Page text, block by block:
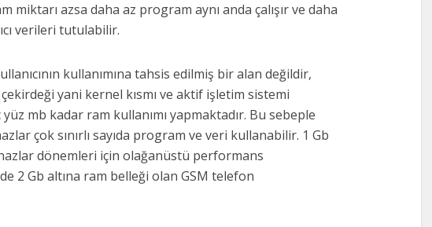
miktarı azsa daha az program aynı anda çalışır ve daha
verileri tutulabilir.
kullanımına tahsis edilmiş bir alan değildir,
yani kernel kısmı ve aktif işletim sistemi
yüz mb kadar ram kullanımı yapmaktadır. Bu sebeple
çok sınırlı sayıda program ve veri kullanabilir. 1 Gb
dönemleri için olağanüstü performans
2 Gb altına ram belleği olan GSM telefon